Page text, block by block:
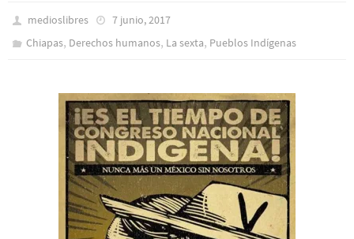
medioslibres
7 junio, 2017
Chiapas, Derechos humanos, La sexta, Pueblos Indí­genas